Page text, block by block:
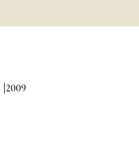
2009